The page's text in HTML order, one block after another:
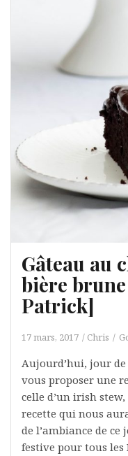
Gâteau au
bière
Patrick]
17 mars, 2017 Chris
Aujourd’hui, jour
vous proposer une
celle d’un irish
recette qui nous
de l’ambiance de
festive pour tous les